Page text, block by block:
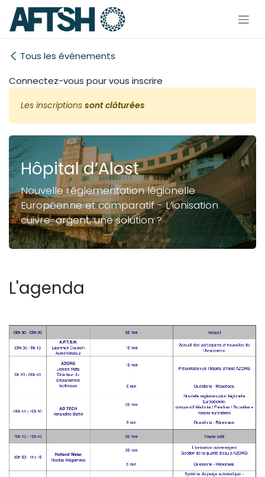
Se rendre au contenu
Tous les événements
Connectez-vous pour vous inscrire
Les inscriptions sont clôturées
Hôpital d’Alost
Nouvelle réglementation légionelle
Européenne et comparatif - L’ionisation
cuivre-argent, une solution ?
L'agenda